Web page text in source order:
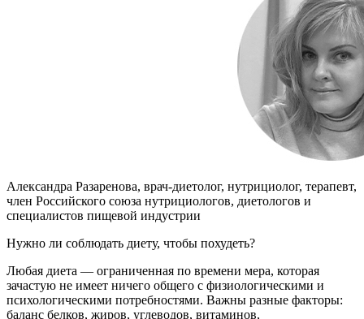
Александра Разаренова, врач-диетолог, нутрициолог, терапевт,
член Российского союза нутрициологов, диетологов и
специалистов пищевой индустрии
Нужно ли соблюдать диету, чтобы похудеть?
Любая диета — ограниченная по времени мера, которая
зачастую не имеет ничего общего с физиологическими и
психологическими потребностями. Важны разные факторы:
баланс белков, жиров, углеводов, витаминов,